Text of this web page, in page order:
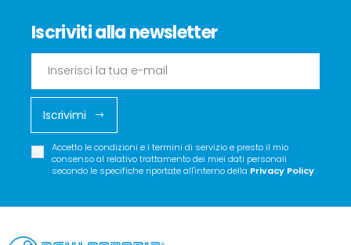
Iscriviti alla newsletter
Iscrivimi
Accetto le condizioni e i termini di servizio e presto il mio
consenso al relativo trattamento dei miei dati personali
secondo le specifiche riportate all'interno della Privacy Policy.